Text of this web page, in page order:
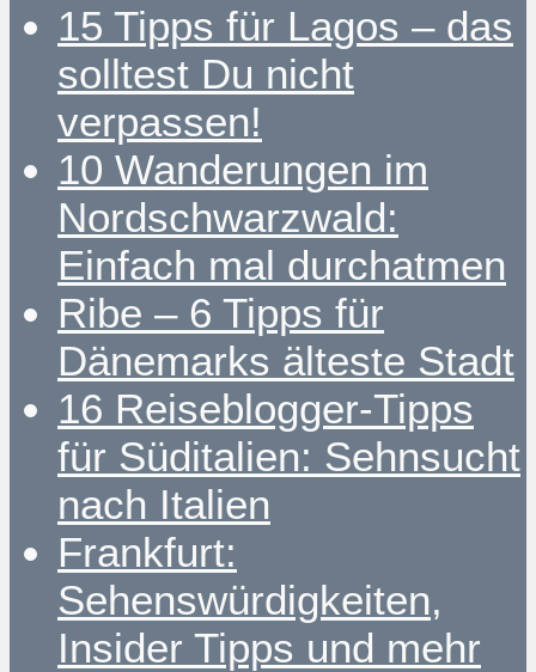
15 Tipps für Lagos – das
solltest Du nicht
verpassen!
10 Wanderungen im
Nordschwarzwald:
Einfach mal durchatmen
Ribe – 6 Tipps für
Dänemarks älteste Stadt
16 Reiseblogger-Tipps
für Süditalien: Sehnsucht
nach Italien
Frankfurt:
Sehenswürdigkeiten,
Insider Tipps und mehr